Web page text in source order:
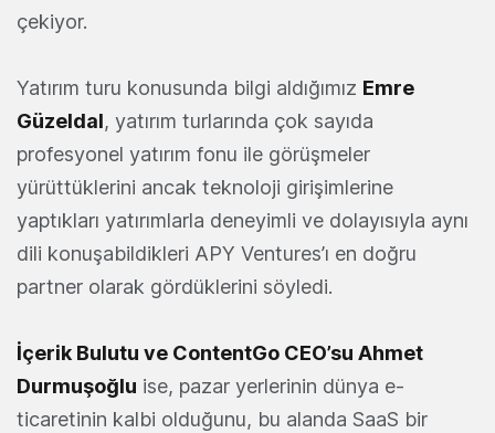
çekiyor.
Yatırım turu konusunda bilgi aldığımız Emre
Güzeldal, yatırım turlarında çok sayıda
profesyonel yatırım fonu ile görüşmeler
yürüttüklerini ancak teknoloji girişimlerine
yaptıkları yatırımlarla deneyimli ve dolayısıyla aynı
dili konuşabildikleri APY Ventures’ı en doğru
partner olarak gördüklerini söyledi.
İçerik Bulutu ve ContentGo CEO’su Ahmet
Durmuşoğlu ise, pazar yerlerinin dünya e-
ticaretinin kalbi olduğunu, bu alanda SaaS bir